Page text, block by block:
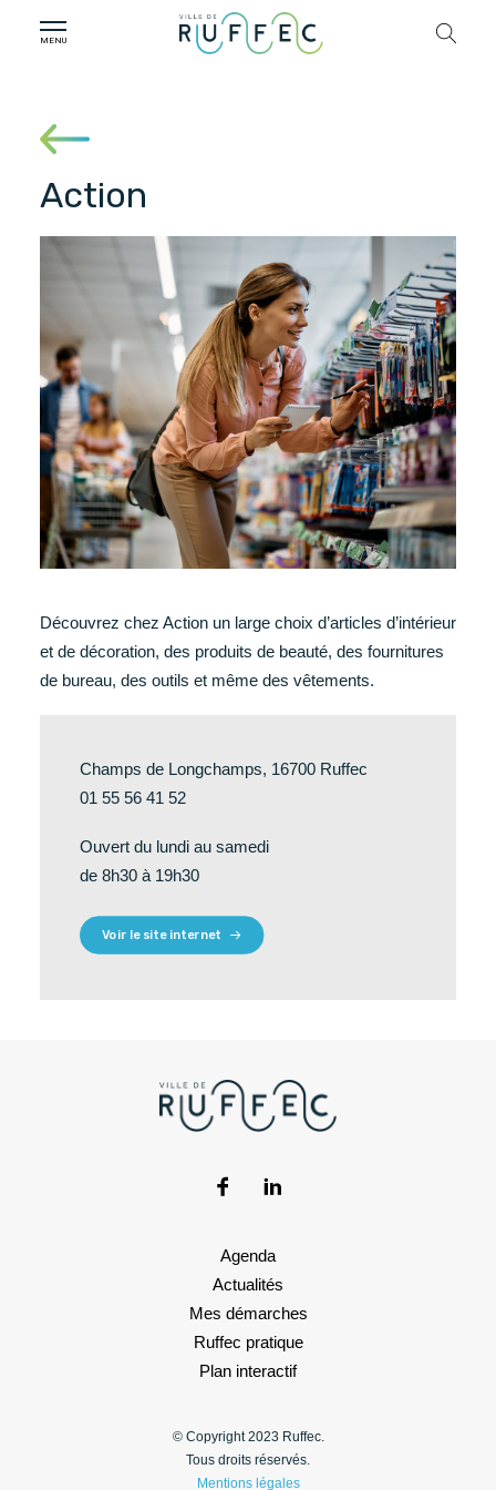
Action
Découvrez chez Action un large choix d’articles d’intérieur
et de décoration, des produits de beauté, des fournitures
de bureau, des outils et même des vêtements.
Champs de Longchamps, 16700 Ruffec
01 55 56 41 52
Ouvert du lundi au samedi
de 8h30 à 19h30
Voir le site internet
Agenda
Actualités
Mes démarches
Ruffec pratique
Plan interactif
© Copyright 2023 Ruffec.
Tous droits réservés.
Mentions légales